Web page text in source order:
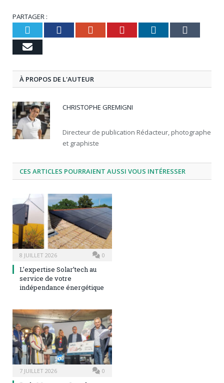
PARTAGER :
TwitterFacebookGoogle+Pinterest
LinkedIn
Email
À PROPOS DE L'AUTEUR
CHRISTOPHE GREMIGNI
Directeur de publication Rédacteur, photographe
et graphiste
CES ARTICLES POURRAIENT AUSSI VOUS INTÉRESSER
8 JUILLET 2026 0
L’expertise Solar’tech au
service de votre
indépendance énergétique
7 JUILLET 2026 0